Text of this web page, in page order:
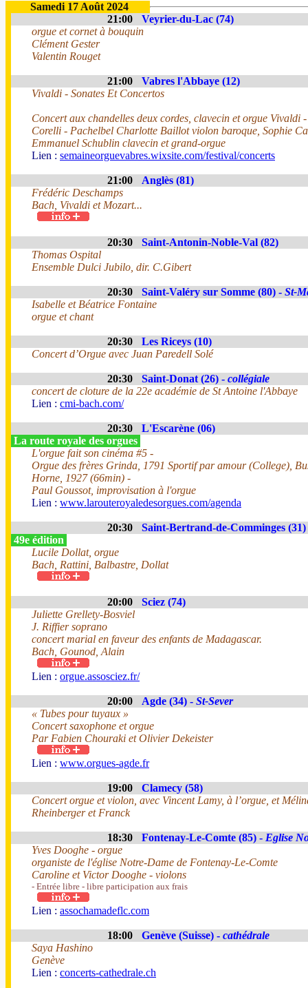
Samedi 17 Août 2024
21:00
Veyrier-du-Lac (74)
orgue et cornet à bouquin
Clément Gester
Valentin Rouget
21:00
Vabres l'Abbaye (12)
Vivaldi - Sonates Et Concertos
Concert aux chandelles deux cordes, clavecin et orgue Vivaldi
Corelli - Pachelbel Charlotte Baillot violon baroque, Sophie
Emmanuel Schublin clavecin et grand-orgue
Lien : semaineorguevabres.wixsite.com/festival/concerts
21:00
Anglès (81)
Frédéric Deschamps
Bach, Vivaldi et Mozart...
20:30
Saint-Antonin-Noble-Val (82)
Thomas Ospital
Ensemble Dulci Jubilo, dir. C.Gibert
20:30 Saint-Valéry sur Somme (80) - St-
Isabelle et Béatrice Fontaine
orgue et chant
20:30
Les Riceys (10)
Concert d’Orgue avec Juan Paredell Solé
20:30 Saint-Donat (26) - collégiale
concert de cloture de la 22e académie de St Antoine l'Abbaye
Lien : cmi-bach.com/
20:30
L'Escarène (06)
La route royale des orgues
L'orgue fait son cinéma #5 -
Orgue des frères Grinda, 1791 Sportif par amour (College),
Horne, 1927 (66min) -
Paul Goussot, improvisation à l'orgue
Lien : www.larouteroyaledesorgues.com/agenda
20:30
Saint-Bertrand-de-Comminges (31)
49e édition
Lucile Dollat, orgue
Bach, Rattini, Balbastre, Dollat
20:00
Sciez (74)
Juliette Grellety-Bosviel
J. Riffier soprano
concert marial en faveur des enfants de Madagascar.
Bach, Gounod, Alain
Lien : orgue.assosciez.fr/
20:00 Agde (34) - St-Sever
« Tubes pour tuyaux »
Concert saxophone et orgue
Par Fabien Chouraki et Olivier Dekeister
Lien : www.orgues-agde.fr
19:00
Clamecy (58)
Concert orgue et violon, avec Vincent Lamy, à l’orgue, et
Rheinberger et Franck
18:30 Fontenay-Le-Comte (85) - Eglise
Yves Dooghe - orgue
organiste de l'église Notre-Dame de Fontenay-Le-Comte
Caroline et Victor Dooghe - violons
- Entrée libre - libre participation aux frais
Lien : assochamadeflc.com
18:00 Genève (Suisse) - cathédrale
Saya Hashino
Genève
Lien : concerts-cathedrale.ch